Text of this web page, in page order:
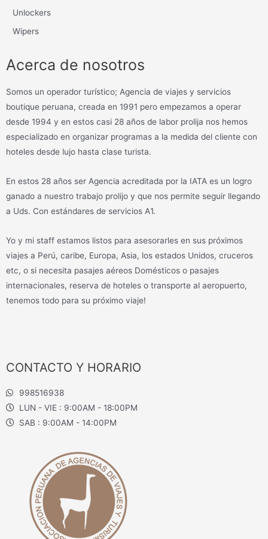
Unlockers
Wipers
Acerca de nosotros
Somos un operador turístico; Agencia de viajes y servicios
boutique peruana, creada en 1991 pero empezamos a operar
desde 1994 y en estos casi 28 años de labor prolija nos hemos
especializado en organizar programas a la medida del cliente con
hoteles desde lujo hasta clase turista.
En estos 28 años ser Agencia acreditada por la IATA es un logro
ganado a nuestro trabajo prolijo y que nos permite seguir llegando
a Uds. Con estándares de servicios A1.
Yo y mi staff estamos listos para asesorarles en sus próximos
viajes a Perú, caribe, Europa, Asia, los estados Unidos, cruceros
etc, o si necesita pasajes aéreos Domésticos o pasajes
internacionales, reserva de hoteles o transporte al aeropuerto,
tenemos todo para su próximo viaje!
CONTACTO Y HORARIO
998516938
LUN - VIE : 9:00AM - 18:00PM
SAB : 9:00AM - 14:00PM